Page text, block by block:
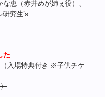
恵（赤井めが姉ぇ役）、
究生’s
た
入場特典付き ※子供チケ